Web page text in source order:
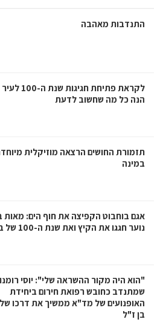
התנדבות מאהבה
לקראת פתיחת
הנה כל מה שחשוב לדעת
תזמורת החושים הרצאה מוזיקלית
במינה
אגם בוחבוט הקפיצה את חוף הים: מאות
נוער חגגו את הקיץ ואת שנת ה-100 של בת-ים
"הוא היה מקור ההשראה שלי": יוסי רומנו
שמתנדב כחובש רפואת חירום ביחידת
האופנועים של מד"א ממשיך את דרכו של
בן ז"ל